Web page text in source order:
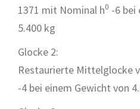
1371 mit Nominal h0 -6 bei
5.400 kg
Glocke 2:
Restaurierte Mittelglocke
-4 bei einem Gewicht von